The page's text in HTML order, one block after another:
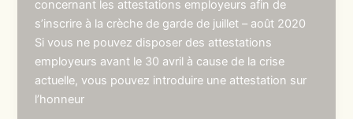
concernant les attestations employeurs afin de
s’inscrire à la crèche de garde de juillet – août 2020
Si vous ne pouvez disposer des attestations
employeurs avant le 30 avril à cause de la crise
actuelle, vous pouvez introduire une attestation sur
l’honneur